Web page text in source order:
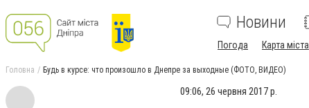
Новини
Погода Карта міста
Головна Будь в курсе: что произошло в Днепре за выходные (ФОТО, ВИДЕО)
09:06, 26 червня 2017 р.